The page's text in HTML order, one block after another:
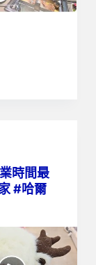
時間最
#哈爾